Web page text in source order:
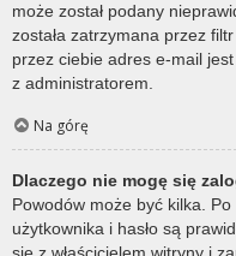
może został podany
została zatrzymana przez
przez ciebie adres e-mail
z administratorem.
Na górę
Dlaczego nie mogę się
Powodów może być kilka.
użytkownika i hasło są